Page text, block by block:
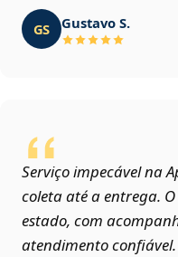
GS Gustavo S.
Serviço impecável na
coleta até a entrega.
estado, com
atendimento confiável.